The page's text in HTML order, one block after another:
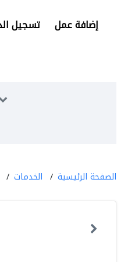
تسجيل إضافة عمل
الصفحة الرئيسية الخدمات